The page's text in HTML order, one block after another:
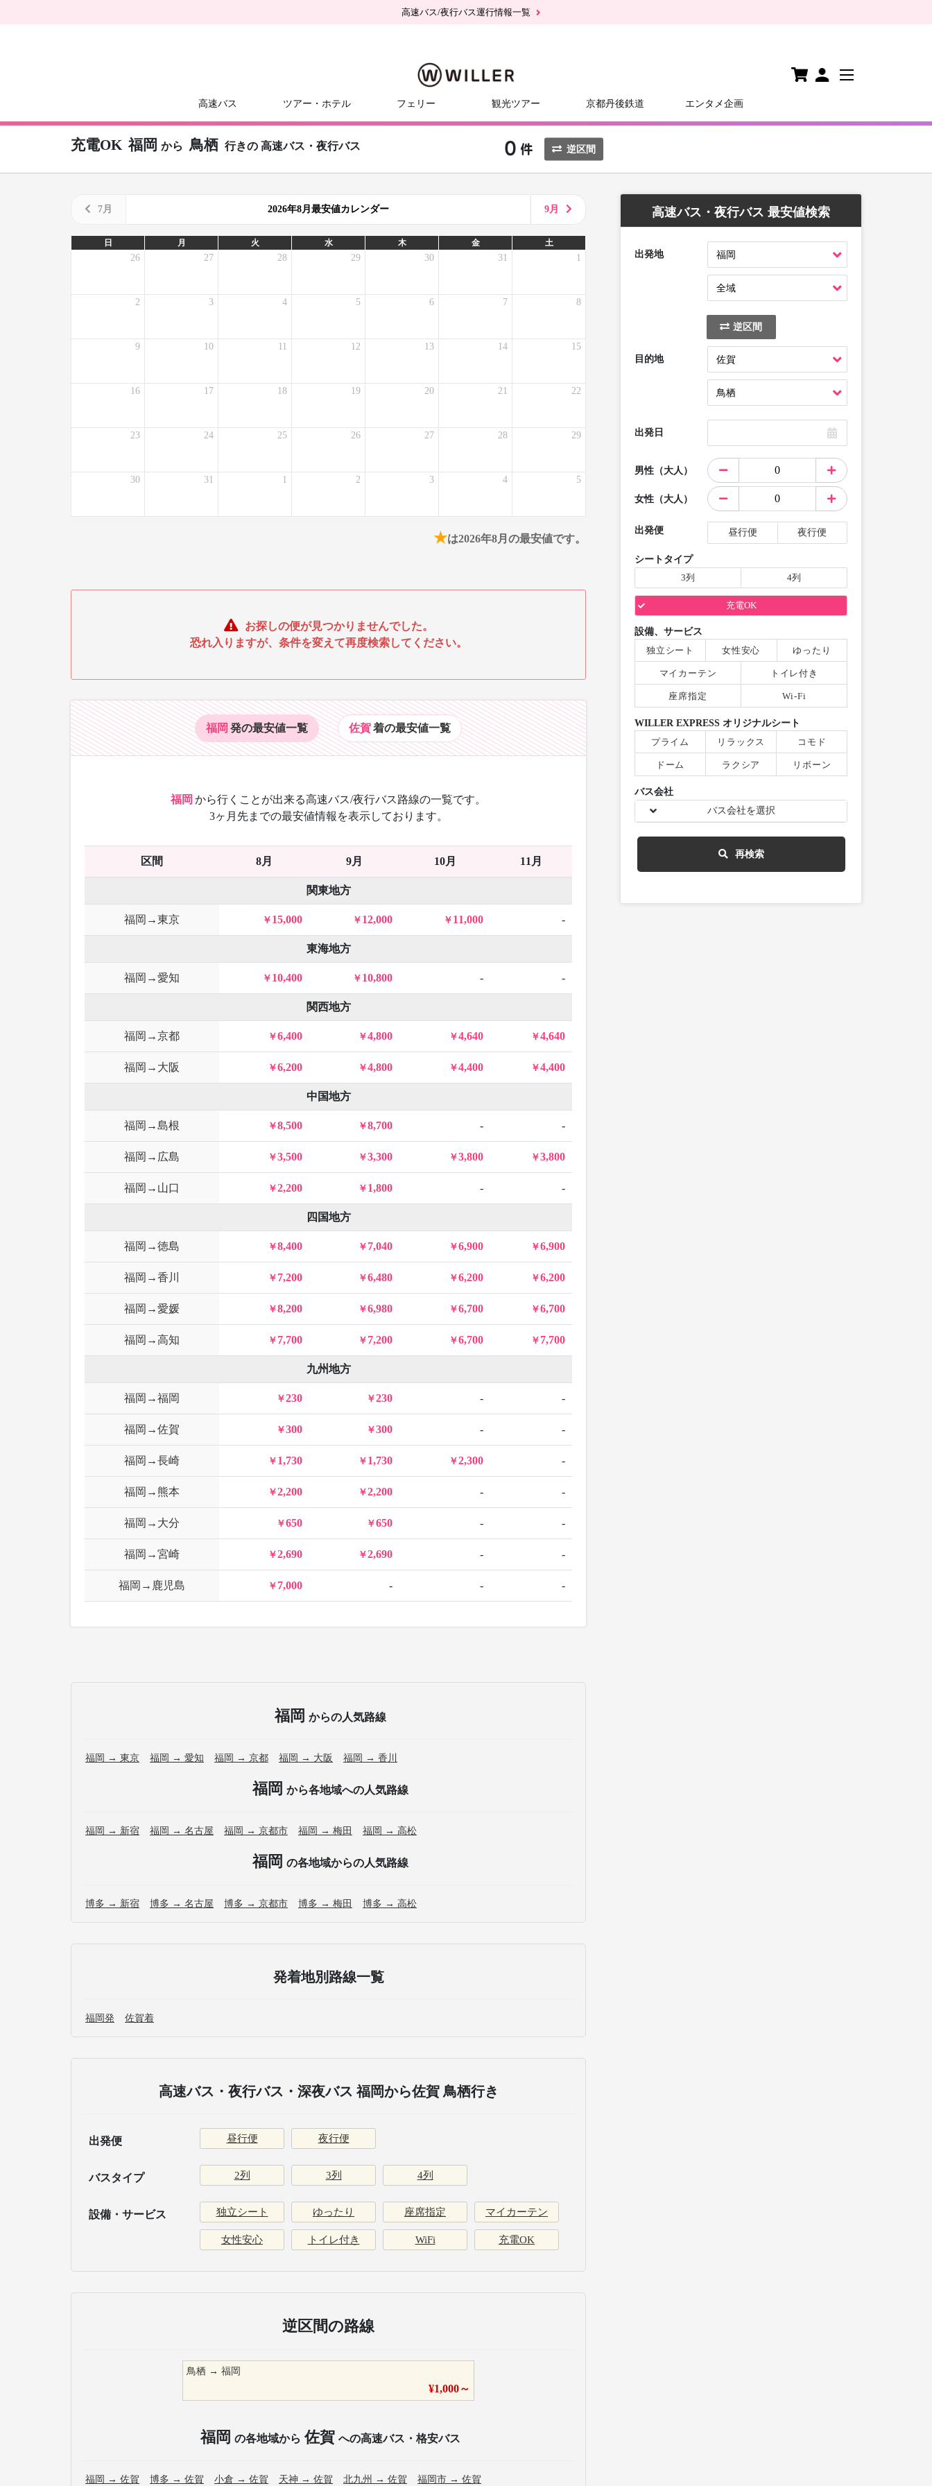
高速バス/夜行バス運行情報一覧
高速バス ツアー・ホテル フェリー 観光ツアー 京都丹後鉄道 エンタメ企画
充電OK 福岡 から 鳥栖 行きの 高速バス・夜行バス 逆区間
7月 2026年8月最安値カレンダー 9月
日 月 火 水 木 金 土
26 27 28 29 30 31 1
2 3 4 5 6 7 8
9 10 11 12 13 14 15
16 17 18 19 20 21 22
23 24 25 26 27 28 29
30 31 1 2 3 4 5
★は2026年8月の最安値です。
お探しの便が見つかりませんでした。
恐れ入りますが、条件を変えて再度検索してください。
福岡 発の最安値一覧 佐賀着の最安値一覧
福岡 から行くことが出来る高速バス/夜行バス路線の一覧です。
3ヶ月先までの最安値情報を表示しております。
区間 8月 9月 10月 11月
関東地方
福岡→東京 15,000 12,000 11,000 -
東海地方
福岡→愛知 10,400 10,800 - -
関西地方
福岡→京都 6,400 4,800 4,640 4,640
福岡→大阪 6,200 4,800 4,400 4,400
中国地方
福岡→島根 8,500 8,700 - -
福岡→広島 3,500 3,300 3,800 3,800
福岡→山口 2,200 1,800 - -
四国地方
福岡→徳島 8,400 7,040 6,900 6,900
福岡→香川 7,200 6,480 6,200 6,200
福岡→愛媛 8,200 6,980 6,700 6,700
福岡→高知 7,700 7,200 6,700 7,700
九州地方
福岡→福岡 230 230 - -
福岡→佐賀 300 300 - -
福岡→長崎 1,730 1,730 2,300 -
福岡→熊本 2,200 2,200 - -
福岡→大分 650 650 - -
福岡→宮崎 2,690 2,690 - -
福岡→鹿児島 7,000 - - -
福岡 からの人気路線
福岡 → 東京 福岡 → 愛知 福岡 → 京都 福岡 → 大阪 福岡 → 香川
福岡 から各地域への人気路線
福岡 → 新宿 福岡 → 名古屋 福岡 → 京都市 福岡 → 梅田 福岡 → 高松
福岡 の各地域からの人気路線
博多 → 新宿 博多 → 名古屋 博多 → 京都市 博多 → 梅田 博多 → 高松
発着地別路線一覧
福岡発 佐賀着
高速バス・夜行バス・深夜バス 福岡から佐賀 鳥栖行き
出発便 昼行便 夜行便
バスタイプ 2列 3列 4列
設備・サービス 独立シート ゆったり 座席指定 マイカーテン
女性安心 トイレ付き WiFi 充電OK
逆区間の路線
鳥栖 →福岡
¥1,000～
福岡 の各地域から 佐賀 への高速バス・格安バス
福岡 → 佐賀 博多 → 佐賀 小倉 → 佐賀 天神 → 佐賀 北九州 → 佐賀 福岡市 → 佐賀
高速バス・夜行バス 最安値検索
出発地
逆区間
目的地
出発日
男性（大人）
女性（大人）
出発便 昼行便 夜行便
シートタイプ
3列
4列
充電OK
設備、サービス
独立シート
女性安心 ゆったり
マイカーテン トイレ付き
座席指定 Wi-Fi
WILLER EXPRESS オリジナルシート
プライム
リラックス コモド
ドーム ラクシア リボーン
バス会社
バス会社を選択
再検索